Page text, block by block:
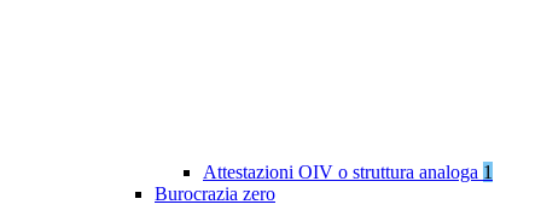
Attestazioni OIV o struttura analoga 1
Burocrazia zero